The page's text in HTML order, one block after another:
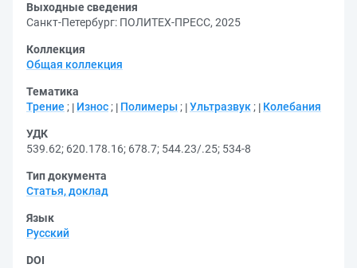
Выходные сведения
Санкт-Петербург: ПОЛИТЕХ-ПРЕСС, 2025
Коллекция
Общая коллекция
Тематика
Трение ; Износ ; Полимеры ; Ультразвук ; Колебания
УДК
539.62; 620.178.16; 678.7; 544.23/.25; 534-8
Тип документа
Статья, доклад
Язык
Русский
DOI